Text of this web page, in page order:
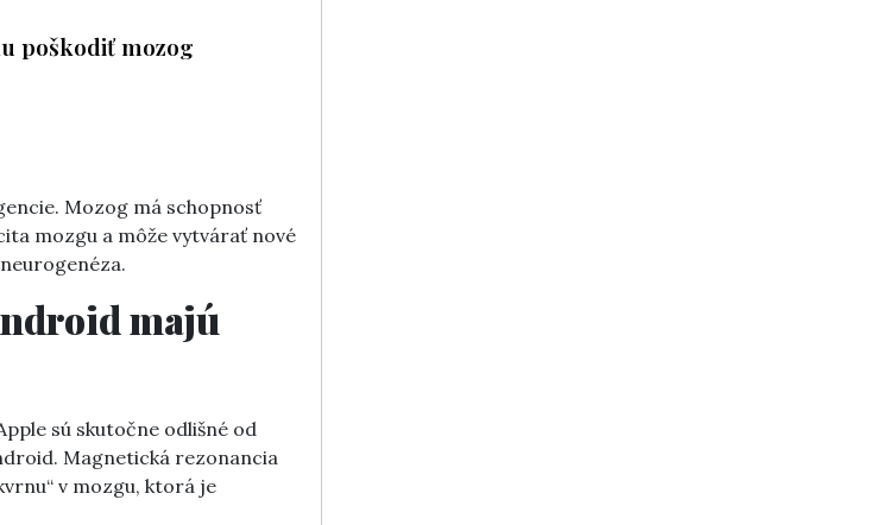
poškodiť mozog
Mozog má schopnosť
mozgu a môže vytvárať nové
majú
sú skutočne odlišné od
Magnetická rezonancia
v mozgu, ktorá je